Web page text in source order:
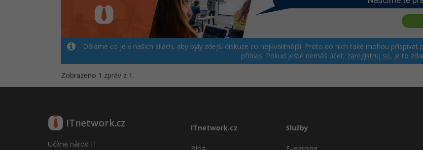
Děláme co je v našich silách, aby byly zdejší diskuze co nejkvalitnější. Proto do nich také mohou
přihlas. Pokud ještě nemáš účet, zaregistruj se, je to
Zobrazeno 1 zpráv z 1.
ITnetwork.cz
Učíme národ IT
ITnetwork.cz
Blog
Služby
E-learning